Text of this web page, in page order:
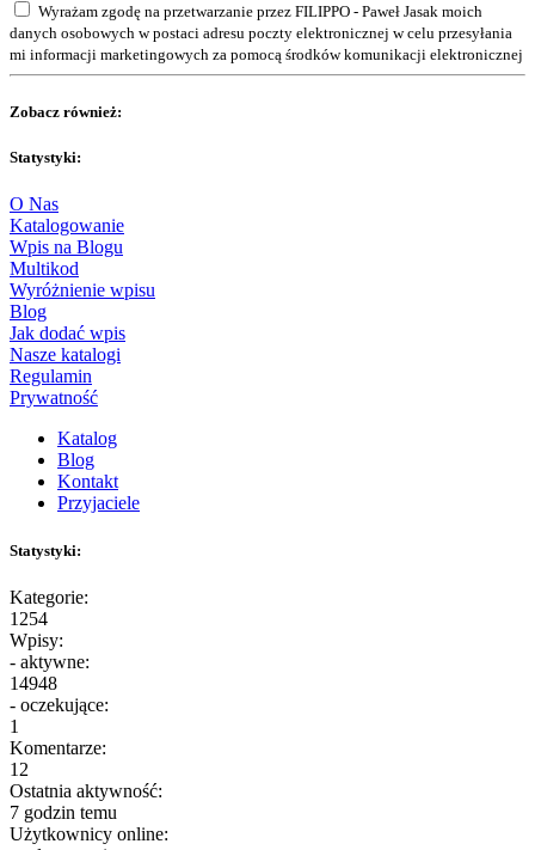
Wyrażam zgodę na przetwarzanie przez FILIPPO - Paweł Jasak moich
danych osobowych w postaci adresu poczty elektronicznej w celu przesyłania
mi informacji marketingowych za pomocą środków komunikacji elektronicznej
Zobacz również:
Statystyki:
O Nas
Katalogowanie
Wpis na Blogu
Multikod
Wyróżnienie wpisu
Blog
Jak dodać wpis
Nasze katalogi
Regulamin
Prywatność
Katalog
Blog
Kontakt
Przyjaciele
Statystyki:
Kategorie:
1254
Wpisy:
- aktywne:
14948
- oczekujące:
1
Komentarze:
12
Ostatnia aktywność:
7 godzin temu
Użytkownicy online: